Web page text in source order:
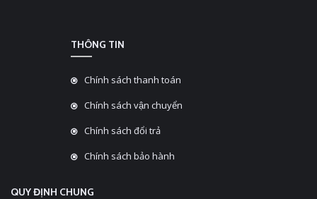
THÔNG TIN
Chính sách thanh toán
Chính sách vận chuyển
Chính sách đổi trả
Chính sách bảo hành
QUY ĐỊNH CHUNG